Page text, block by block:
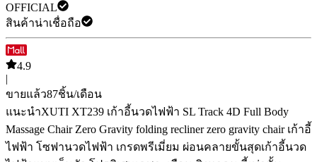
OFFICIAL
สินค้าน่าเชื่อถือ
4.9
|
ขายแล้ว87ชิ้น/เดือน
แนะนำXUTI XT239 เก้าอี้นวดไฟฟ้า SL Track 4D Full Body
Massage Chair Zero Gravity folding recliner zero gravity chair เก้าอี้
ไฟฟ้า โซฟานวดไฟฟ้า เกรดพรีเมี่ยม ผ่อนคลายขั้นสุดเก้าอี้นวด